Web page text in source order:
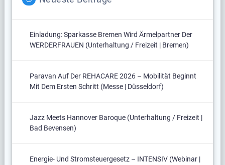
Einladung: Sparkasse Bremen Wird Ärmelpartner Der
WERDERFRAUEN (Unterhaltung / Freizeit | Bremen)
Paravan Auf Der REHACARE 2026 – Mobilität Beginnt
Mit Dem Ersten Schritt (Messe | Düsseldorf)
Jazz Meets Hannover Baroque (Unterhaltung / Freizeit |
Bad Bevensen)
Energie- Und Stromsteuergesetz – INTENSIV (Webinar |